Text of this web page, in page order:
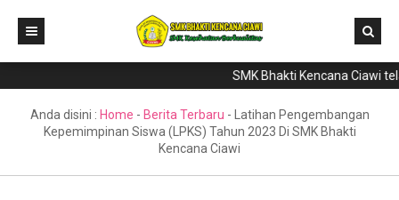
Direktori
Berita
SMK Bhakti Kencana Ciawi
Anda disini : Home - Berita Terbaru -
Latihan Pengembangan
Kepemimpinan Siswa (LPKS) Tahun 2023 Di SMK Bhakti
Kencana Ciawi